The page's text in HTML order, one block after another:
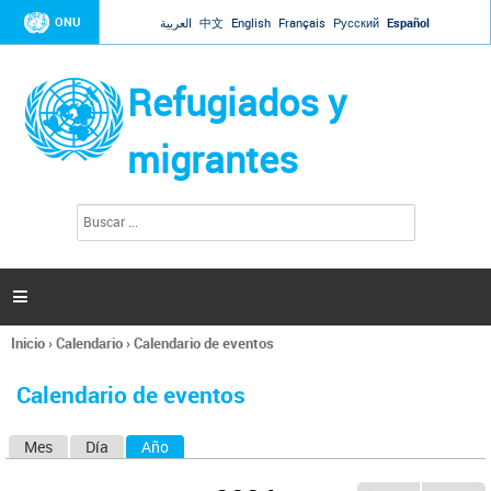
Jump to navigation
ONU العربية 中文 English Français Русский Español
Refugiados y
migrantes
l
s

Se
usted
Inicio›Calendario›Calendario de eventos
Calendario de eventos
Mes Día Año